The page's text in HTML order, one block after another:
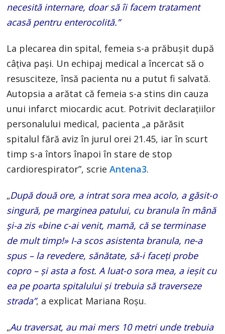
necesită internare, doar să îi facem tratament
acasă pentru enterocolită.”
La plecarea din spital, femeia s-a prăbuşit după
câţiva paşi. Un echipaj medical a încercat să o
resusciteze, însă pacienta nu a putut fi salvată.
Autopsia a arătat că femeia s-a stins din cauza
unui infarct miocardic acut. Potrivit declarațiilor
personalului medical, pacienta „a părăsit
spitalul fără aviz în jurul orei 21.45, iar în scurt
timp s-a întors înapoi în stare de stop
cardiorespirator”, scrieAntena3.
„După două ore, a intrat sora mea acolo, a găsit-o
singură, pe marginea patului, cu branula în mână
și-a zis «bine c-ai venit, mamă, că se terminase
de mult timp!» I-a scos asistenta branula, ne-a
spus – la revedere, sănătate, să-i faceți probe
copro – și asta a fost. A luat-o sora mea, a ieșit cu
ea pe poarta spitalului și trebuia să traverseze
strada”, a explicat Mariana Roșu.
„Au traversat, au mai mers 10 metri unde trebuia